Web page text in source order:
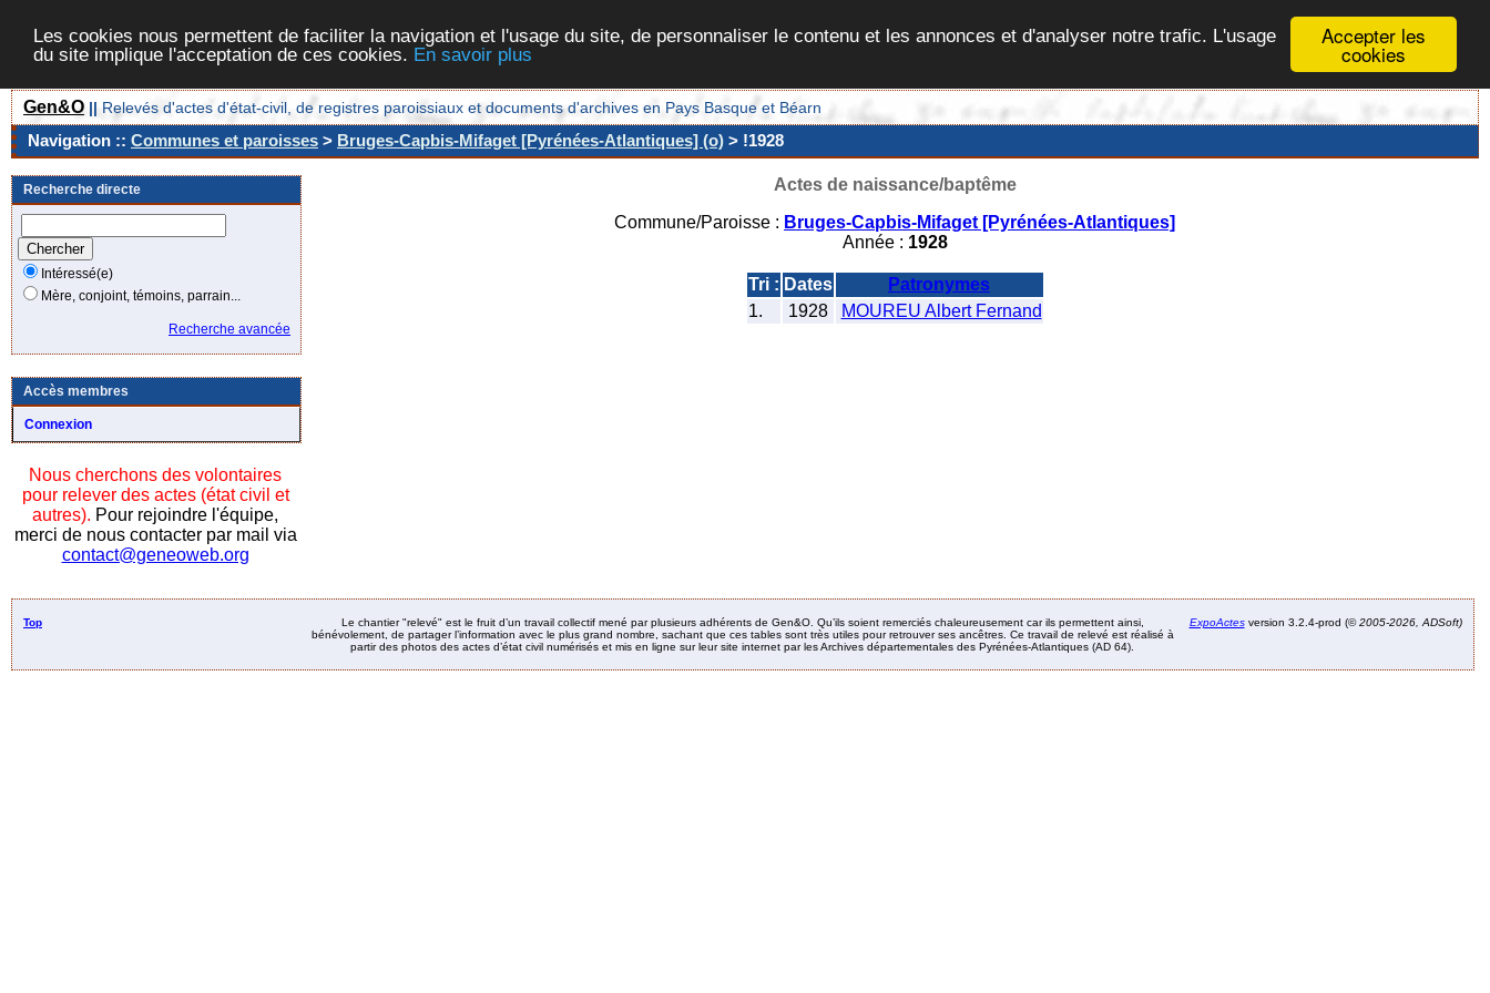
Accepter les
cookies
Les cookies nous permettent de faciliter la navigation et l'usage du site, de personnaliser le contenu et les annonces et d'analyser notre trafic. L'usage
du site implique l'acceptation de ces cookies. En savoir plus
Gen&O || Relevés d'actes d'état-civil, de registres paroissiaux et documents d'archives en Pays Basque et Béarn
Navigation :: Communes et paroisses > Bruges-Capbis-Mifaget [Pyrénées-Atlantiques] (o) > !1928
Recherche directe
Intéressé(e)
Mère, conjoint, témoins, parrain...
Recherche avancée
Accès membres
Connexion
Nous cherchons des volontaires
pour relever des actes (état civil et
autres). Pour rejoindre l'équipe,
merci de nous contacter par mail via
contact@geneoweb.org
Actes de naissance/baptême
Commune/Paroisse : Bruges-Capbis-Mifaget [Pyrénées-Atlantiques]
Année : 1928
Tri : Dates
Patronymes
1.
1928 MOUREU Albert Fernand
Top
Le chantier "relevé" est le fruit d’un travail collectif mené par plusieurs adhérents de Gen&O. Qu’ils soient remerciés chaleureusement car ils permettent ainsi,
bénévolement, de partager l’information avec le plus grand nombre, sachant que ces tables sont très utiles pour retrouver ses ancêtres. Ce travail de relevé est réalisé à
partir des photos des actes d’état civil numérisés et mis en ligne sur leur site internet par les Archives départementales des Pyrénées-Atlantiques (AD 64).
ExpoActesversion 3.2.4-prod (©2005-2026, ADSoft)